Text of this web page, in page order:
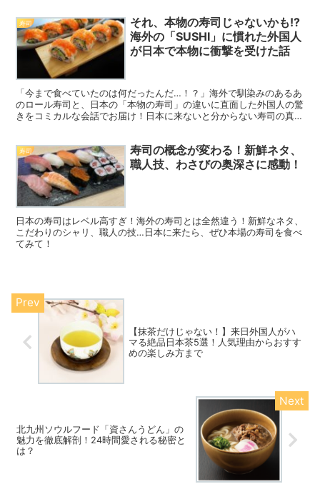
寿司
それ、本物の寿司じゃないかも!?
海外の「SUSHI」に慣れた外国人
が日本で本物に衝撃を受けた話
「今まで食べていたのは何だったんだ…！？」海外で馴染みのあるあ
のロール寿司と、日本の「本物の寿司」の違いに直面した外国人の驚
きをコミカルな会話でお届け！日本に来ないと分からない寿司の真実
寿司
寿司の概念が変わる！新鮮ネタ、
職人技、わさびの奥深さに感動！
日本の寿司はレベル高すぎ！海外の寿司とは全然違う！新鮮なネタ、
こだわりのシャリ、職人の技…日本に来たら、ぜひ本場の寿司を食べ
てみて！
【抹茶だけじゃない！】来日外国人がハ
マる絶品日本茶5選！人気理由からおすす
めの楽しみ方まで
北九州ソウルフード「資さんうどん」の
魅力を徹底解剖！24時間愛される秘密と
は？